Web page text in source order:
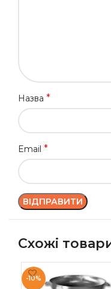
Назва *
Email *
Схожі
-10%